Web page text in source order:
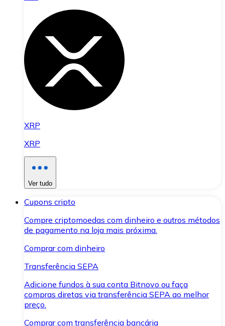
XRP
XRP
Ver tudo
Cupons cripto
Compre criptomoedas com dinheiro e outros métodos
de pagamento na loja mais próxima.
Comprar com dinheiro
Transferência SEPA
Adicione fundos à sua conta Bitnovo ou faça
compras diretas via transferência SEPA ao melhor
preço.
Comprar com transferência bancária